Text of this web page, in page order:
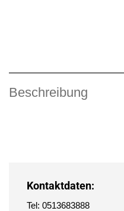
Beschreibung
Kontaktdaten:
Tel: 0513683888